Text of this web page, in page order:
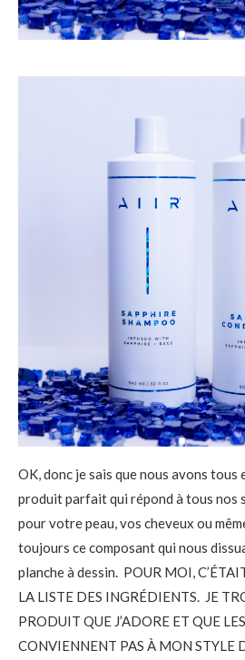
OK, donc je sais que nous avons tous
produit parfait qui répond à tous nos
pour votre peau, vos cheveux ou
toujours ce composant qui nous
planche à dessin.  POUR MOI,
LA LISTE DES INGRÉDIENTS.  JE
PRODUIT QUE J’ADORE ET QUE
CONVIENNENT PAS À MON STYLE